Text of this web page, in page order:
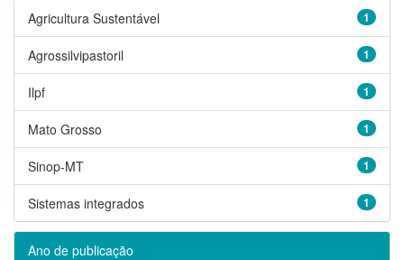
1
Agricultura Sustentável
1
Agrossilvipastoril
1
Ilpf
1
Mato Grosso
1
Sinop-MT
1
Sistemas integrados
Ano de publicação